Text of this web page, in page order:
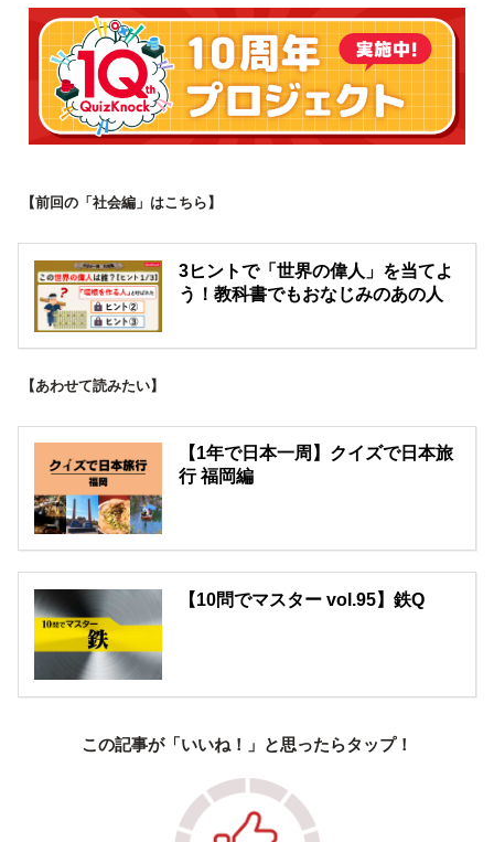
【前回の「社会編」はこちら】
3ヒントで「世界の偉人」を当てよ
う！教科書でもおなじみのあの人
【あわせて読みたい】
【1年で日本一周】クイズで日本旅
行 福岡編
【10問でマスター vol.95】鉄Q
この記事が「いいね！」と思ったらタップ！